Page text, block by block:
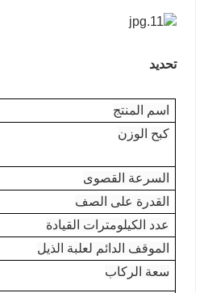
تحديد
اسم المنتج
كبح الوزن
السرعة القصوى
القدرة على الصف
عدد الكيلومترات القيادة
الموقف الدائم لعلبة الذيل
سعة الركاب